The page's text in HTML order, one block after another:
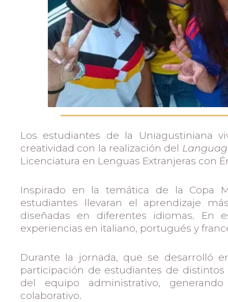
Universitaria
Los estudiantes de la Uniagustiniana
creatividad con la realización del
Licenciatura en Lenguas Extranjeras con
Inspirado en la temática de la Copa
estudiantes llevaran el aprendizaje
diseñadas en diferentes idiomas. En
experiencias en italiano, portugués y
Durante la jornada, que se desarrolló
participación de estudiantes de
del equipo administrativo,
colaborativo.